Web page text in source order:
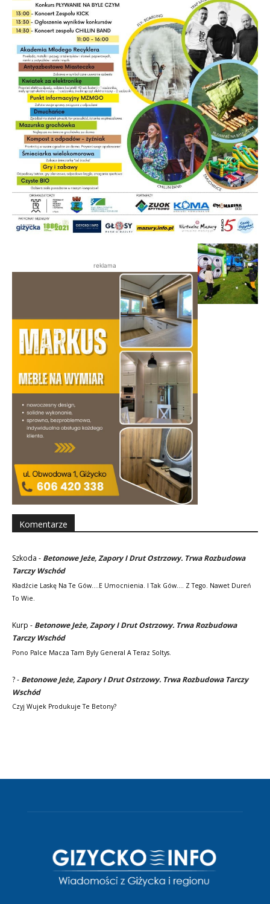
reklama
Komentarze
Szkoda - Betonowe Jeże, Zapory I Drut Ostrzowy. Trwa Rozbudowa
Tarczy Wschód
Kładźcie Laskę Na Te Gów....e Umocnienia. I Tak Gów.... Z Tego. Nawet Dureń
To Wie.
Kurp - Betonowe Jeże, Zapory I Drut Ostrzowy. Trwa Rozbudowa
Tarczy Wschód
Pono Palce Macza Tam Byly General A Teraz Soltys.
?- Betonowe Jeże, Zapory I Drut Ostrzowy. Trwa Rozbudowa Tarczy
Wschód
Czyj Wujek Produkuje Te Betony?